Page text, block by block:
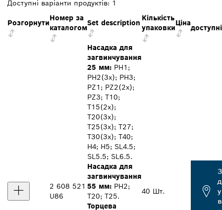
Доступні варіанти продуктів: 1
Розгорнути
Номер за
каталогом
Set description
Кількість
упаковки
Ціна
2 608 521
U86
Насадка для
загвинчування
25 мм: PH1;
PH2(3x); PH3;
PZ1; PZ2(2x);
PZ3; T10;
T15(2x);
T20(3x);
T25(3x); T27;
T30(3x); T40;
H4; H5; SL4.5;
SL5.5; SL6.5.
Насадка для
загвинчування
55 мм: PH2;
T20; T25.
Торцева
40 Шт.
у